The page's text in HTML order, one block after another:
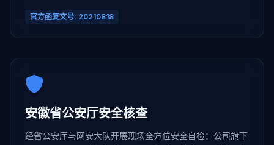
官方函复文号: 20210818
安徽省公安厅安全核查
经省公安厅与网安大队开展现场全方位安全自检：公司旗下